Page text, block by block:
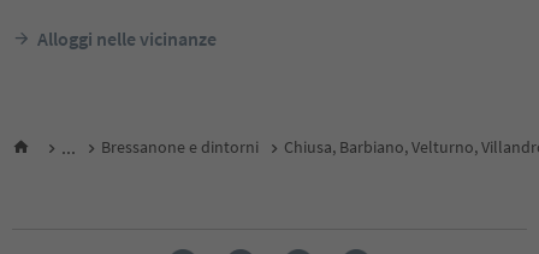
Alloggi nelle vicinanze
... Bressanone e dintorni Chiusa, Barbiano, Velturno,